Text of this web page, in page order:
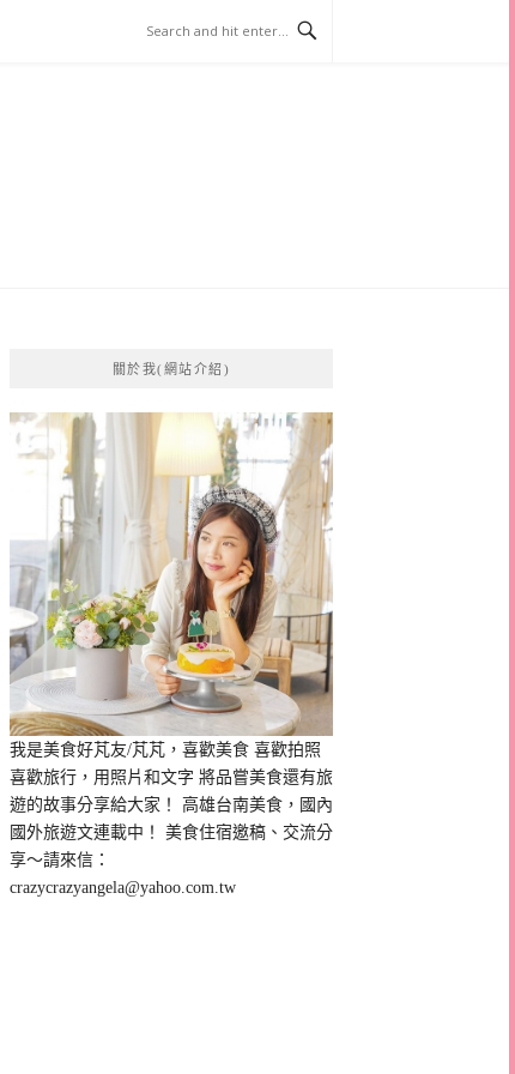
關於我(網站介紹)
我是美食好芃友/芃芃，喜歡美食 喜歡拍照
喜歡旅行，用照片和文字 將品嘗美食還有旅
遊的故事分享給大家！ 高雄台南美食，國內
國外旅遊文連載中！ 美食住宿邀稿、交流分
享～請來信：
crazycrazyangela@yahoo.com.tw